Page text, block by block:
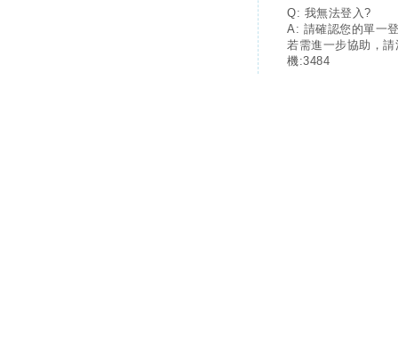
Q: 我無法登入?
A: 請確認您的單一
若需進一步協助，
機:3484